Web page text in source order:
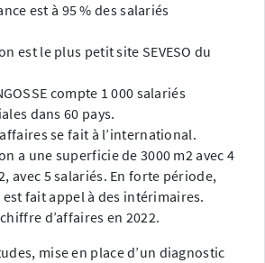
est à 95 % des salariés
est le plus petit site SEVESO du
compte 1 000 salariés
dans 60 pays.
se fait à l’international.
a une superficie de 3000 m2 avec 4
avec 5 salariés. En forte période,
fait appel à des intérimaires.
d’affaires en 2022.
mise en place d’un diagnostic